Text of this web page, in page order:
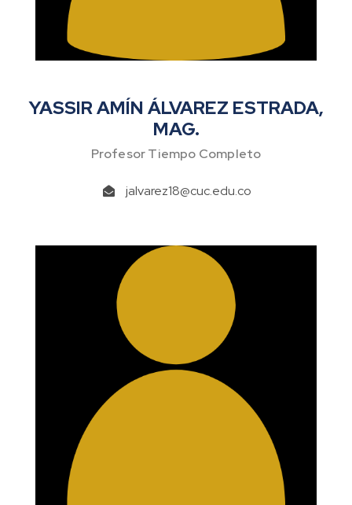
YASSIR AMÍN ÁLVAREZ ESTRADA,
MAG.
Profesor Tiempo Completo
jalvarez18@cuc.edu.co